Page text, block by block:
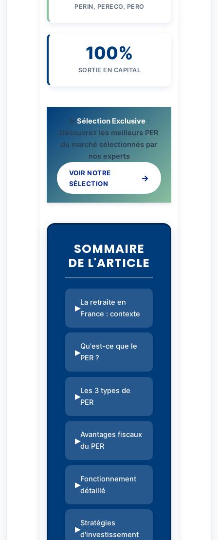
PERIN, PERECO, PERO
100%
SORTIE EN CAPITAL
✨ Sélection Exclusive:
Découvrez les meilleurs PER
du marché sélectionnés par
nos experts
VOIR NOTRE
SÉLECTION
SOMMAIRE
DE L'ARTICLE
La retraite en
France : contexte
Qu'est-ce que le
PER ?
Les 3 types de
PER
Avantages fiscaux
du PER
Fonctionnement
détaillé
Stratégies
d'investissement